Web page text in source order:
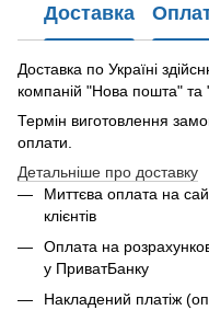
Доставка
Доставка по Україні
компаній "Нова пошта" та
Термін виготовлення
оплати.
Детальніше про доставку
Миттєва оплата на
клієнтів
Оплата на
у ПриватБанку
Накладений платіж